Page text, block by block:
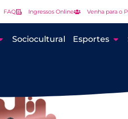
FAQ Ingressos Online Venha para o
Sociocultural Esportes